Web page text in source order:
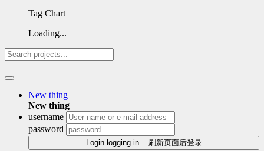
Tag Chart
Loading...
New thing
New thing
username
password
Login logging in... 刷新页面后登录